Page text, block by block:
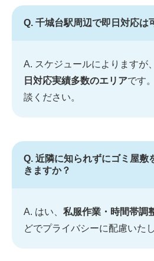
Q. 千城台駅周辺で即日対応は
A. スケジュールによりますが
日対応実績多数のエリアです
談ください。
Q. 近隣に知られずにゴミ屋敷
きますか？
A. はい、 私服作業・時間帯調
どでプライバシーに配慮いたし